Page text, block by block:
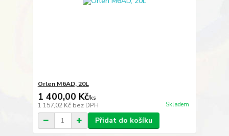
Orlen M6AD, 20L
1 400,00 Kč/ks
1 157,02 Kč bez DPH Skladem
Přidat do košíku